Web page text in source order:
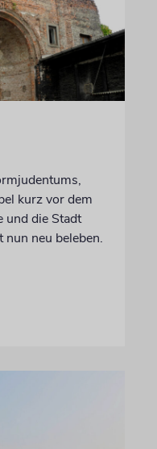
kurz vor dem
und die Stadt
neu beleben.